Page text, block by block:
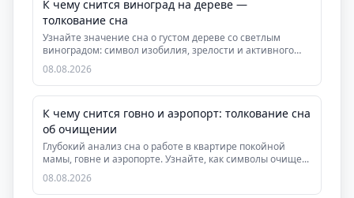
К чему снится виноград на дереве —
толкование сна
Узнайте значение сна о густом дереве со светлым
виноградом: символ изобилия, зрелости и активного
де...
08.08.2026
К чему снится говно и аэропорт: толкование сна
об очищении
Глубокий анализ сна о работе в квартире покойной
мамы, говне и аэропорте. Узнайте, как символы очище...
08.08.2026